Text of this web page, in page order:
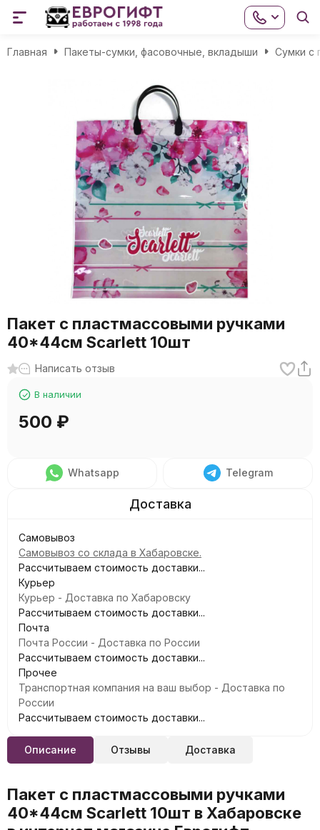
Главная Пакеты-сумки, фасовочные, вкладыши Сумки с
Пакет с пластмассовыми ручками
40*44см Scarlett 10шт
Написать отзыв
В наличии
500 ₽
Whatsapp Telegram
Самовывоз
Самовывоз со склада в Хабаровске.
Рассчитываем стоимость доставки...
Курьер
Курьер - Доставка по Хабаровску
Рассчитываем стоимость доставки...
Почта
Почта России - Доставка по России
Рассчитываем стоимость доставки...
Прочее
Транспортная компания на ваш выбор - Доставка по
России
Рассчитываем стоимость доставки...
Описание Отзывы Доставка
Пакет с пластмассовыми ручками
40*44см Scarlett 10шт в Хабаровске